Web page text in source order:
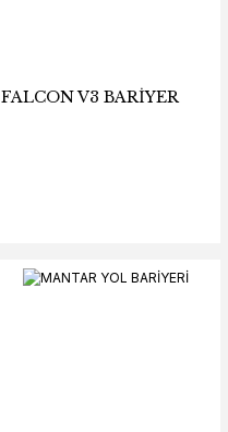
FALCON V3 BARİYER